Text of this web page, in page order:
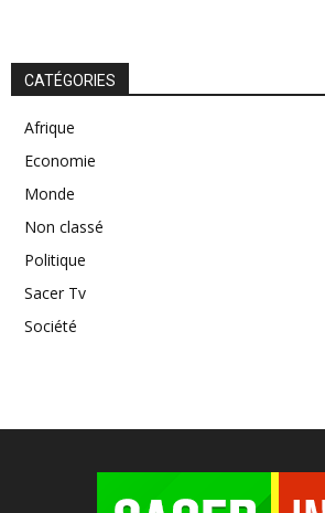
CATÉGORIES
Afrique
Economie
Monde
Non classé
Politique
Sacer Tv
Société